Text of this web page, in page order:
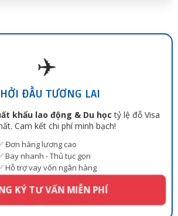
✈️
ĐẦU TƯƠNG LAI
khẩu lao động & Du học tỷ lệ đỗ Visa
Cam kết chi phí minh bạch!
Đơn hàng lương cao
Bay nhanh - Thủ tục gọn
Hỗ trợ vay vốn ngân hàng
KÝ TƯ VẤN MIỄN PHÍ